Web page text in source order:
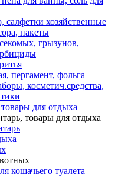
салфетки хозяйственные
пакеты
грызунов,
пергамент, фольга
косметич.средства,
для отдыха
товары для отдыха
кошачьего туалета